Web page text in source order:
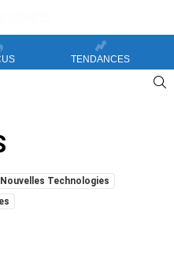
TENDANCES
Nouvelles Technologies